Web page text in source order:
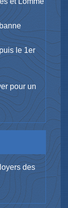
le 1er
pour un
des